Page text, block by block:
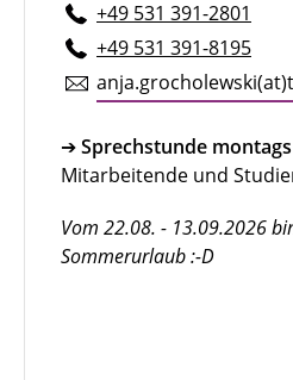
+49 531 391-2801
+49 531 391-8195
➔ Sprechstunde
Mitarbeitende und
Vom 22.08. - 13.09.2026
Sommerurlaub :-D